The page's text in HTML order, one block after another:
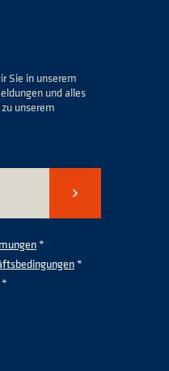
Sie in unserem
und alles
unserem
Senden
*
*
*